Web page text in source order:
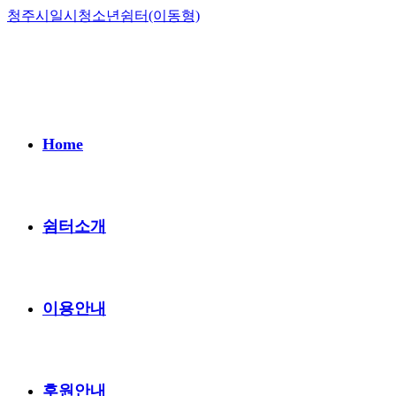
Skip
청주시일시청소년쉼터(이동형)
Home
쉼터소개
이용안내
후원안내